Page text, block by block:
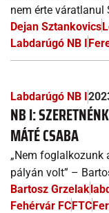
nem érte váratlanul
Dejan Sztankovics
Labdarúgó NB I
Labdarúgó NB I
NB I:
MÁTÉ CSABA
„Nem foglalkozunk
pályán volt” –
Bartosz Grzelak
Fehérvár FCFTC